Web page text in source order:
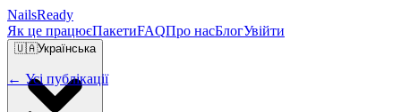
NailsReady
Як це працюєПакетиFAQПро насБлогУвійти
🇺🇦Українська
← Усі публікації